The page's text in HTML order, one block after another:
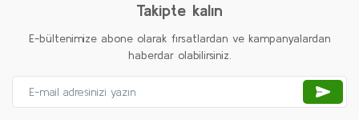
Takipte kalın
E-bültenimize abone olarak fırsatlardan ve kampanyalardan
haberdar olabilirsiniz.